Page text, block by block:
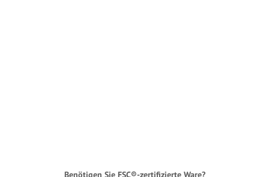
Benötigen Sie FSC®-zertifizierte Ware?